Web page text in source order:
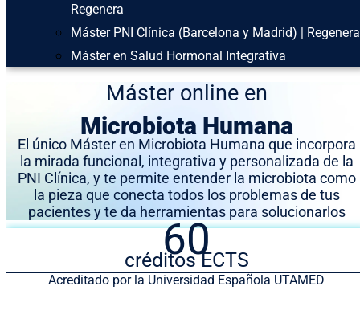
Regenera
Máster PNI Clínica (Barcelona y Madrid) | Regenera
Máster en Salud Hormonal Integrativa
Máster online en
Microbiota Humana
El único Máster en Microbiota Humana que incorpora
la mirada funcional, integrativa y personalizada de la
PNI Clínica, y te permite entender la microbiota como
la pieza que conecta todos los problemas de tus
pacientes y te da herramientas para solucionarlos
60
créditos ECTS
Acreditado por la Universidad Española UTAMED